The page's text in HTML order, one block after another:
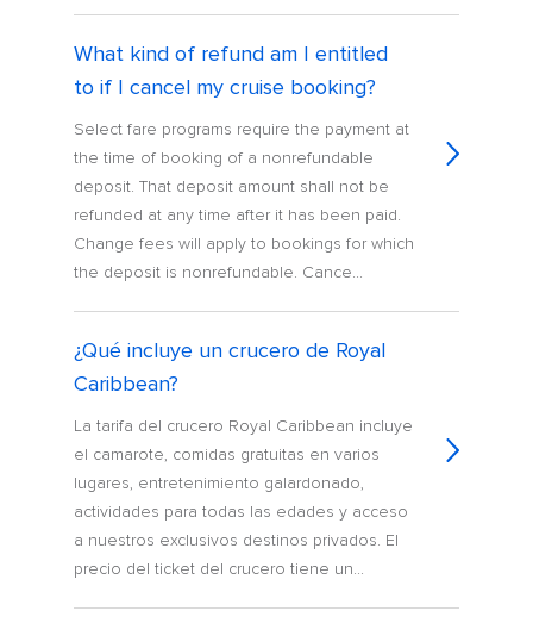
What kind of refund am I entitled
to if I cancel my cruise booking?
Select fare programs require the payment at
the time of booking of a nonrefundable
deposit. That deposit amount shall not be
refunded at any time after it has been paid.
Change fees will apply to bookings for which
the deposit is nonrefundable. Cance...
¿Qué incluye un crucero de Royal
Caribbean?
La tarifa del crucero Royal Caribbean incluye
el camarote, comidas gratuitas en varios
lugares, entretenimiento galardonado,
actividades para todas las edades y acceso
a nuestros exclusivos destinos privados. El
precio del ticket del crucero tiene un...